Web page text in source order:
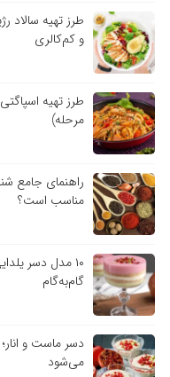
طرز تهیه
و کم‌کالری
مرحله)
راهنمای جامع
مناسب است؟
گام‌به‌گام
می‌شود